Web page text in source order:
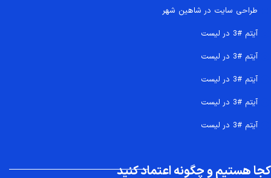
طراحی سایت در شاهین شهر
آیتم #3 در لیست
آیتم #3 در لیست
آیتم #3 در لیست
آیتم #3 در لیست
آیتم #3 در لیست
کجا هستیم و چگونه اعتماد کنید